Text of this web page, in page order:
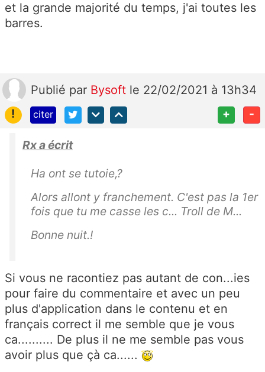
et la grande majorité du temps, j'ai toutes les
barres.
Publié par Bysoft le 22/02/2021 à 13h34
!
citer + -
Rx a écrit
Ha ont se tutoie,?
Alors allont y franchement. C'est pas la 1er
fois que tu me casse les c... Troll de M...
Bonne nuit.!
Si vous ne racontiez pas autant de con...ies
pour faire du commentaire et avec un peu
plus d'application dans le contenu et en
français correct il me semble que je vous
ca.......... De plus il ne me semble pas vous
avoir plus que çà ca......